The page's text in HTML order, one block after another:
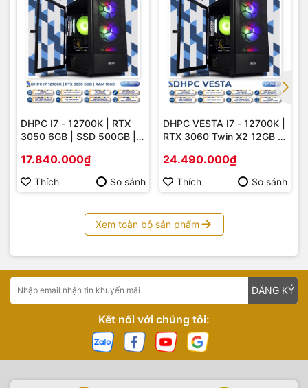
DHPC I7 - 12700K | RTX
3050 6GB | SSD 500GB |
17.840.000₫
Thích So sánh
DHPC VESTA I7 - 12700K |
RTX 3060 Twin X2 12GB |
DDR5
24.490.000₫
Thích So sánh
Xem toàn bộ sản phẩm
ĐĂNG KÝ
Kết nối với chúng tôi: